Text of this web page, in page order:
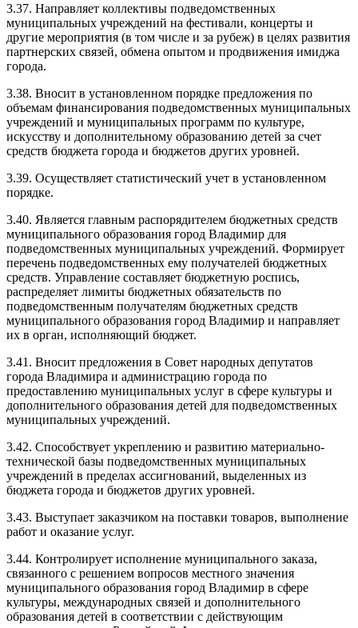
3.37. Направляет коллективы подведомственных
муниципальных учреждений на фестивали, концерты и
другие мероприятия (в том числе и за рубеж) в целях развития
партнерских связей, обмена опытом и продвижения имиджа
города.
3.38. Вносит в установленном порядке предложения по
объемам финансирования подведомственных муниципальных
учреждений и муниципальных программ по культуре,
искусству и дополнительному образованию детей за счет
средств бюджета города и бюджетов других уровней.
3.39. Осуществляет статистический учет в установленном
порядке.
3.40. Является главным распорядителем бюджетных средств
муниципального образования город Владимир для
подведомственных муниципальных учреждений. Формирует
перечень подведомственных ему получателей бюджетных
средств. Управление составляет бюджетную роспись,
распределяет лимиты бюджетных обязательств по
подведомственным получателям бюджетных средств
муниципального образования город Владимир и направляет
их в орган, исполняющий бюджет.
3.41. Вносит предложения в Совет народных депутатов
города Владимира и администрацию города по
предоставлению муниципальных услуг в сфере культуры и
дополнительного образования детей для подведомственных
муниципальных учреждений.
3.42. Способствует укреплению и развитию материально-
технической базы подведомственных муниципальных
учреждений в пределах ассигнований, выделенных из
бюджета города и бюджетов других уровней.
3.43. Выступает заказчиком на поставки товаров, выполнение
работ и оказание услуг.
3.44. Контролирует исполнение муниципального заказа,
связанного с решением вопросов местного значения
муниципального образования город Владимир в сфере
культуры, международных связей и дополнительного
образования детей в соответствии с действующим